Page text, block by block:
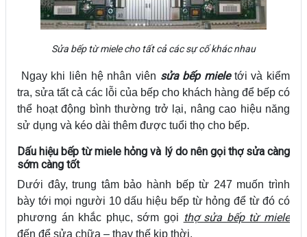
Sửa bếp từ miele cho tất cả các sự cố khác nhau
Ngay khi liên hệ nhân viên sửa bếp mieletới và kiểm
tra, sửa tất cả các lỗi của bếp cho khách hàng để bếp có
thể hoạt động bình thường trở lại, nâng cao hiệu năng
sử dụng và kéo dài thêm được tuổi thọ cho bếp.
Dấu hiệu bếp từ miele hỏng và lý do nên gọi thợ sửa càng
sớm càng tốt
Dưới đây, trung tâm bảo hành bếp từ 247 muốn trình
bày tới mọi người 10 dấu hiệu bếp từ hỏng để từ đó có
phương án khắc phục, sớm gọi thợ sửa bếp từ miele
đến để sửa chữa – thay thế kịp thời.